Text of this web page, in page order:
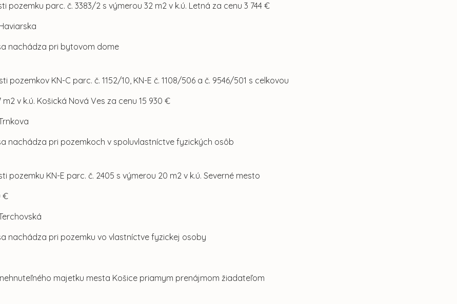
pozemku parc. č. 3383/2 s výmerou 32 m2 v k.ú. Letná za cenu 3 744 €
nachádza pri bytovom dome
pozemkov KN-C parc. č. 1152/10, KN-E č. 1108/506 a č. 9546/501 s celkovou
m2 v k.ú. Košická Nová Ves za cenu 15 930 €
nachádza pri pozemkoch v spoluvlastníctve fyzických osôb
pozemku KN-E parc. č. 2405 s výmerou 20 m2 v k.ú. Severné mesto
€
nachádza pri pozemku vo vlastníctve fyzickej osoby
nehnuteľného majetku mesta Košice priamym prenájmom žiadateľom